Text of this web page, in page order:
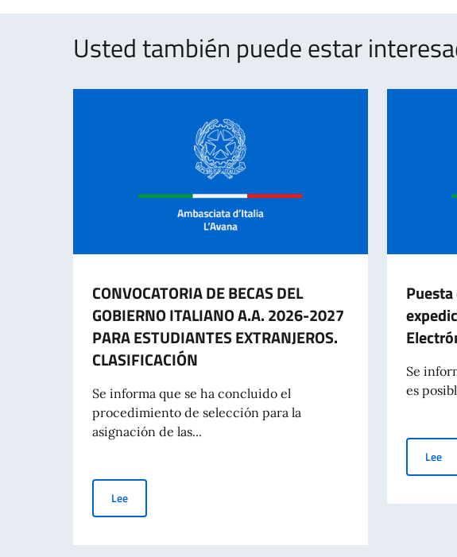
Usted también puede estar
CONVOCATORIA DE BECAS DEL
GOBIERNO ITALIANO A.A. 2026-2027
PARA ESTUDIANTES EXTRANJEROS.
CLASIFICACIÓN
Se informa que se ha concluido el
procedimiento de selección para la
asignación de las...
LeeCONVOCATORIA DE BECAS DEL GOBIERNO ITALIANO A.A. 2026-2027
Se
es
Lee